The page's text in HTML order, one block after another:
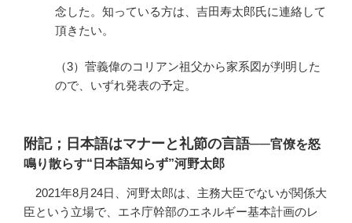
念した。知っている方は、吉田寿太郎氏に連絡して
頂きたい。
（3）菅義偉のコリアン祖父から家系図が判明した
ので、いずれ発表の予定。
附記；日本語はマナーと礼節の言語──官僚を怒
鳴り散らす“日本語知らず”河野太郎
2021年8月24日、河野太郎は、主務大臣でないが関係大
臣という立場で、エネ庁幹部のエネルギー基本計画のレ